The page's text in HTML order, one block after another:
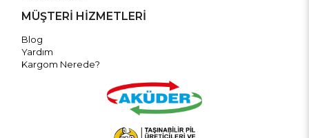
MÜŞTERİ HİZMETLERİ
Blog
Yardım
Kargom Nerede?